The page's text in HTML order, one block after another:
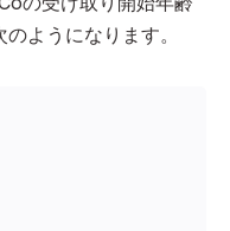
ようになります。